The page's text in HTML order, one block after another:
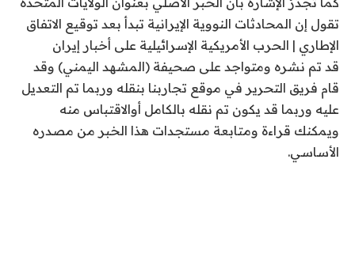
ي
و
ن
ي
و
2
0
2
تقول إن المحادثات النووية الإيرانية تبدأ بعد توقيع الاتفاق
الإطاري | الحرب الأمريكية الإسرائيلية على أخبار إيران
قد تم نشره ومتواجد على صحيفة (المشهد اليمني) وقد
قام فريق التحرير في موقع تجاربنا بنقله وربما تم التعديل
عليه وربما قد يكون تم نقله بالكامل أوالاقتباس منه
ويمكنك قراءة ومتابعة مستجدات هذا الخبر من مصدره
الأساسي.